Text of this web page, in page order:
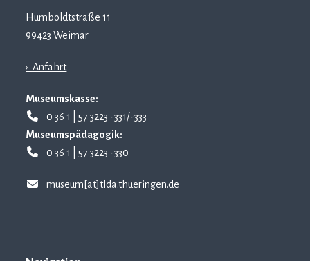
Humboldtstraße 11
99423 Weimar
› Anfahrt
Museumskasse:
0 36 1 | 57 3223 -331/-333
Museumspädagogik:
0 36 1 | 57 3223 -330
museum[at]tlda.thueringen.de